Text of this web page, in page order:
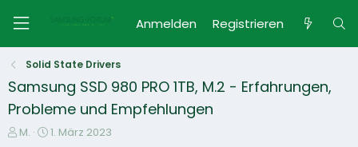
Anmelden Registrieren
Solid State Drivers
Samsung SSD 980 PRO 1TB, M.2 - Erfahrungen,
Probleme und Empfehlungen
E
M.
E1. März 2023